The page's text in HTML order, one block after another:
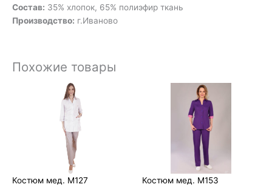
Состав: 35% хлопок, 65% полиэфир ткань
Производство: г.Иваново
Похожие товары
Костюм мед. М127 Костюм мед. М153